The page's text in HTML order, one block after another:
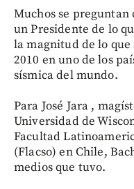
Muchos se preguntan
un Presidente de lo
la magnitud de lo
2010 en uno de los
sísmica del mundo.
Para José Jara ,
Universidad de
Facultad
(Flacso) en Chile,
medios que tuvo.